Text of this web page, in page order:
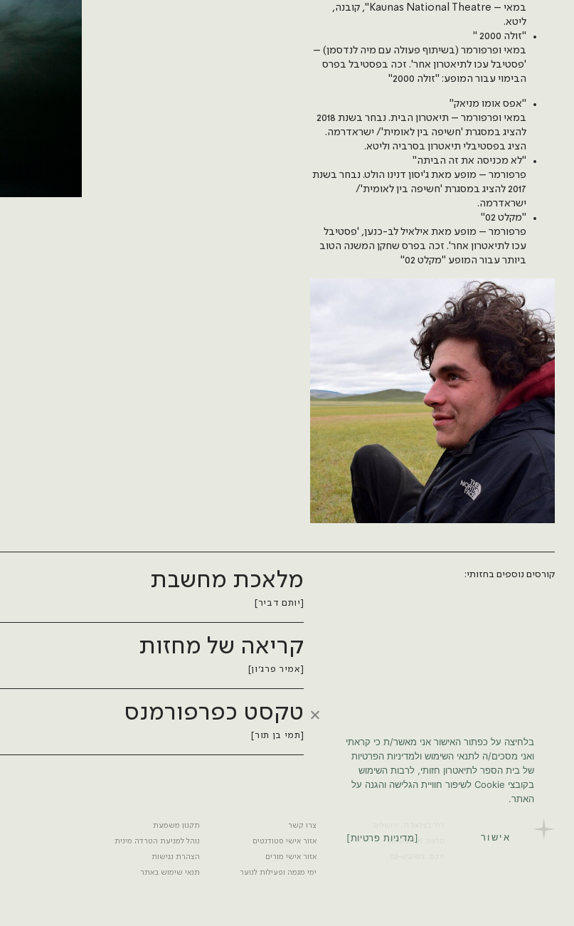
במאי – Kaunas National Theatre'', קובנה,
ליטא.
"זולה 2000 "
במאי ופרפורמר (בשיתוף פעולה עם מיה לנדסמן) –
'פסטיבל עכו לתיאטרון אחר'. זכה בפסטיבל בפרס
הבימוי עבור המופע: "זולה 2000"
"אפס אומו מניאק"
במאי ופרפורמר – תיאטרון הבית. נבחר בשנת 2018
להציג במסגרת 'חשיפה בין לאומית'/ ישראדרמה.
הציג בפסטיבלי תיאטרון בסרביה וליטא.
"לא מכניסה את זה הביתה"
פרפורמר – מופע מאת ג'יסון דנינו הולט. נבחר בשנת
2017 להציג במסגרת 'חשיפה בין לאומית'/
ישראדרמה.
"מקלט 02"
פרפורמר – מופע מאת אילאיל לב-כנען, 'פסטיבל
עכו לתיאטרון אחר'. זכה בפרס שחקן המשנה הטוב
ביותר עבור המופע "מקלט 02"
קורסים נוספים בחזותי: מלאכת מחשבת
[יותם דביר]
קריאה של מחזות
[אמיר פרג׳ון]
טקסט כפרפורמנס
[תמי בן תור]
צרו קשר
אזור אישי סטודנטים
אזור אישי מורים
ימי מגמה ופעילות לנוער
תקנון משמעת
נוהל למניעת הטרדה מינית
הצהרת נגישות
תנאי שימוש באתר
בלחיצה על כפתור האישור אני מאשר/ת כי קראתי
ואני מסכים/ה לתנאי השימוש ולמדיניות הפרטיות
של בית הספר לתיאטרון חזותי, לרבות השימוש
בקובצי Cookie לשיפור חוויית הגלישה והגנה על
האתר.
אישור מדיניות פרטיות